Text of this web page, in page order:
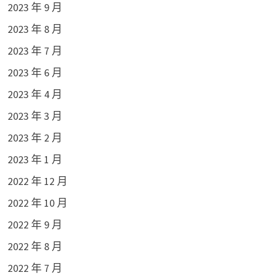
2023 年 9 月
2023 年 8 月
2023 年 7 月
2023 年 6 月
2023 年 4 月
2023 年 3 月
2023 年 2 月
2023 年 1 月
2022 年 12 月
2022 年 10 月
2022 年 9 月
2022 年 8 月
2022 年 7 月